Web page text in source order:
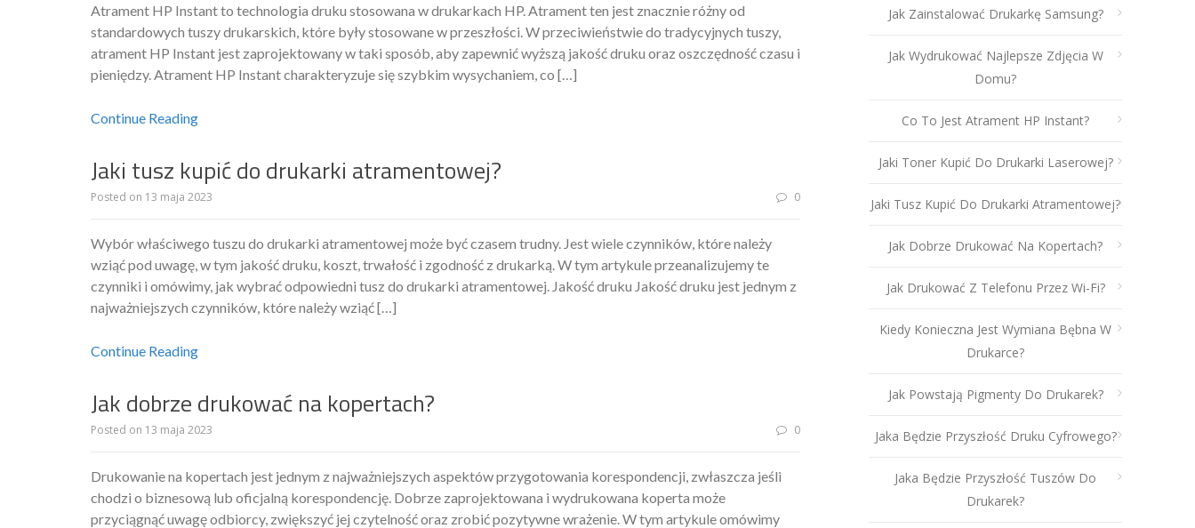
Atrament HP Instant to technologia druku stosowana w drukarkach HP. Atrament ten jest znacznie różny od
standardowych tuszy drukarskich, które były stosowane w przeszłości. W przeciwieństwie do tradycyjnych tuszy,
atrament HP Instant jest zaprojektowany w taki sposób, aby zapewnić wyższą jakość druku oraz oszczędność czasu i
pieniędzy. Atrament HP Instant charakteryzuje się szybkim wysychaniem, co […]
Continue Reading
Jaki tusz kupić do drukarki atramentowej?
Posted on 13 maja 2023 0
Wybór właściwego tuszu do drukarki atramentowej może być czasem trudny. Jest wiele czynników, które należy
wziąć pod uwagę, w tym jakość druku, koszt, trwałość i zgodność z drukarką. W tym artykule przeanalizujemy te
czynniki i omówimy, jak wybrać odpowiedni tusz do drukarki atramentowej. Jakość druku Jakość druku jest jednym z
najważniejszych czynników, które należy wziąć […]
Continue Reading
Jak dobrze drukować na kopertach?
Posted on 13 maja 2023 0
Drukowanie na kopertach jest jednym z najważniejszych aspektów przygotowania korespondencji, zwłaszcza jeśli
chodzi o biznesową lub oficjalną korespondencję. Dobrze zaprojektowana i wydrukowana koperta może
przyciągnąć uwagę odbiorcy, zwiększyć jej czytelność oraz zrobić pozytywne wrażenie. W tym artykule omówimy
Jak Zainstalować Drukarkę Samsung?
Jak Wydrukować Najlepsze Zdjęcia W
Domu?
Co To Jest Atrament HP Instant?
Jaki Toner Kupić Do Drukarki Laserowej?
Jaki Tusz Kupić Do Drukarki Atramentowej?
Jak Dobrze Drukować Na Kopertach?
Jak Drukować Z Telefonu Przez Wi-Fi?
Kiedy Konieczna Jest Wymiana Bębna W
Drukarce?
Jak Powstają Pigmenty Do Drukarek?
Jaka Będzie Przyszłość Druku Cyfrowego?
Jaka Będzie Przyszłość Tuszów Do
Drukarek?